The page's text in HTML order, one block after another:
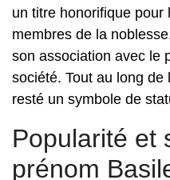
un titre honorifique pour
membres de la
son association avec le
société. Tout au long
resté un symbole de
Popularité et
prénom